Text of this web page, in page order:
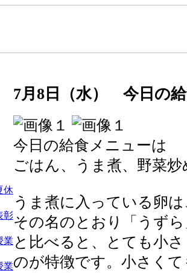
休
彰
業
業
7月8日（水） 今日の
今日の給食メニューは
ごはん、うま煮、野菜
うま煮に入っている卵
その名のとおり「うず
と比べると、とても小
のが特徴です。小さく